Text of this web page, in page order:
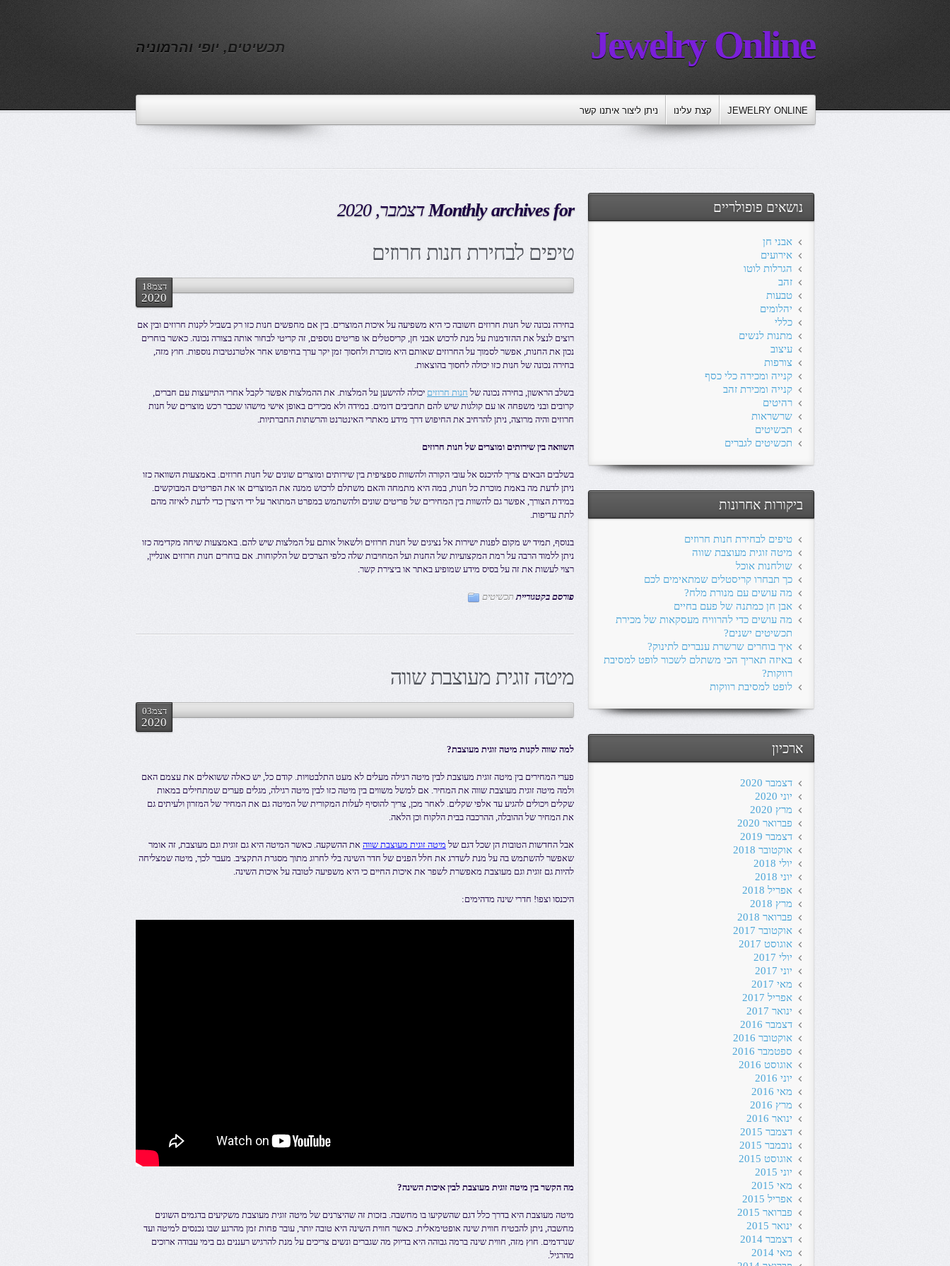
Jewelry Online תכשיטים, יופי והרמוניה
JEWELRY ONLINE קצת עלינו ניתן ליצור איתנו קשר
Monthly archives for דצמבר, 2020
טיפים לבחירת חנות חרוזים
דצמ18
2020
בחירה נכונה של חנות חרוזים חשובה כי היא משפיעה על איכות המוצרים. בין אם מחפשים חנות כזו רק בשביל לקנות חרוזים ובין אם
רוצים לנצל את ההזדמנות על מנת לרכוש אבני חן, קריסטלים או פריטים נוספים, זה קריטי לבחור אותה בצורה נכונה. כאשר בוחרים
נכון את החנות, אפשר לסמוך על החרוזים שאותם היא מוכרת ולחסוך זמן יקר ערך בחיפוש אחר אלטרנטיבות נוספות. חוץ מזה,
בחירה נכונה של חנות כזו יכולה לחסוך בהוצאות.
בשלב הראשון, בחירה נכונה של חנות חרוזים יכולה להישען על המלצות. את ההמלצות אפשר לקבל אחרי התייעצות עם חברים,
קרובים ובני משפחה או עם קולגות שיש להם תחביבים דומים. במידה ולא מכירים באופן אישי מישהו שכבר רכש מוצרים של חנות
חרוזים והיה מרוצה, ניתן להרחיב את החיפוש דרך מידע מאתרי האינטרנט והרשתות החברתיות.
השוואה בין שירותים ומוצרים של חנות חרוזים
בשלבים הבאים צריך להיכנס אל עובי הקורה ולהשוות ספציפית בין שירותים ומוצרים שונים של חנות חרוזים. באמצעות השוואה כזו
ניתן לדעת מה באמת מוכרת כל חנות, במה היא מתמחה והאם משתלם לרכוש ממנה את המוצרים או את הפריטים המבוקשים.
במידת הצורך, אפשר גם להשוות בין המחירים של פריטים שונים ולהשתמש במפרט המתואר על ידי היצרן כדי לדעת לאיזה מהם
לתת עדיפות.
בנוסף, תמיד יש מקום לפנות ישירות אל נציגים של חנות חרוזים ולשאול אותם על המלצות שיש להם. באמצעות שיחה מקדימה כזו
ניתן ללמוד הרבה על רמת המקצועיות של החנות ועל המחויבות שלה כלפי הצרכים של הלקוחות. אם בוחרים חנות חרוזים אונליין,
רצוי לעשות את זה על בסיס מידע שמופיע באתר או ביצירת קשר.
פורסם בקטגוריית תכשיטים
מיטה זוגית מעוצבת שווה
דצמ03
2020
למה שווה לקנות מיטה זוגית מעוצבת?
פערי המחירים בין מיטה זוגית מעוצבת לבין מיטה רגילה מעלים לא מעט התלבטויות. קודם כל, יש כאלה ששואלים את עצמם האם
ולמה מיטה זוגית מעוצבת שווה את המחיר. אם למשל משווים בין מיטה כזו לבין מיטה רגילה, מגלים פערים שמתחילים במאות
שקלים ויכולים להגיע עד אלפי שקלים. לאחר מכן, צריך להוסיף לעלות המקורית של המיטה גם את המחיר של המזרון ולעיתים גם
את המחיר של ההובלה, ההרכבה בבית הלקוח וכן הלאה.
אבל החדשות הטובות הן שכל דגם של מיטה זוגית מעוצבת שווה את ההשקעה. כאשר המיטה היא גם זוגית וגם מעוצבת, זה אומר
שאפשר להשתמש בה על מנת לשדרג את חלל הפנים של חדר השינה בלי לחרוג מתוך מסגרת התקציב. מעבר לכך, מיטה שמצליחה
להיות גם זוגית וגם מעוצבת מאפשרת לשפר את איכות החיים כי היא משפיעה לטובה על איכות השינה.
היכנסו וצפו! חדרי שינה מדהימים:
מה הקשר בין מיטה זוגית מעוצבת לבין איכות השינה?
מיטה מעוצבת היא בדרך כלל דגם שהשקיעו בו מחשבה. בזכות זה שהיצרנים של מיטה זוגית מעוצבת משקיעים בדגמים השונים
מחשבה, ניתן להבטיח חווית שינה אופטימאלית. כאשר חווית השינה היא טובה יותר, עובר פחות זמן מהרגע שבו נכנסים למיטה ועד
שנרדמים. חוץ מזה, חווית שינה ברמה גבוהה היא בדיוק מה שגברים ונשים צריכים על מנת להרגיש רעננים גם בימי עבודה ארוכים
מהרגיל.
נושאים פופולריים
אבני חן
אירועים
הגרלות לוטו
זהב
טבעות
יהלומים
כללי
מתנות לנשים
עיצוב
צורפות
קנייה ומכירה כלי כסף
קנייה ומכירת זהב
רהיטים
שרשראות
תכשיטים
תכשיטים לגברים
ביקורות אחרונות
טיפים לבחירת חנות חרוזים
מיטה זוגית מעוצבת שווה
שולחנות אוכל
כך תבחרו קריסטלים שמתאימים לכם
מה עושים עם מנורת מלח?
אבן חן כמתנה של פעם בחיים
מה עושים כדי להרוויח מעסקאות של מכירת
תכשיטים ישנים?
איך בוחרים שרשרת ענברים לתינוק?
באיזה תאריך הכי משתלם לשכור לופט למסיבת
רווקות?
לופט למסיבת רווקות
ארכיון
דצמבר 2020
יוני 2020
מרץ 2020
פברואר 2020
דצמבר 2019
אוקטובר 2018
יולי 2018
יוני 2018
אפריל 2018
מרץ 2018
פברואר 2018
אוקטובר 2017
אוגוסט 2017
יולי 2017
יוני 2017
מאי 2017
אפריל 2017
ינואר 2017
דצמבר 2016
אוקטובר 2016
ספטמבר 2016
אוגוסט 2016
יוני 2016
מאי 2016
מרץ 2016
ינואר 2016
דצמבר 2015
נובמבר 2015
אוגוסט 2015
יוני 2015
מאי 2015
אפריל 2015
פברואר 2015
ינואר 2015
דצמבר 2014
מאי 2014